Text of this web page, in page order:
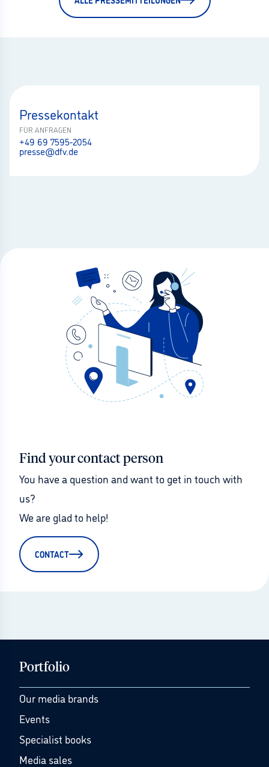
Pressekontakt
FÜR ANFRAGEN
+49 69 7595-2054
presse@dfv.de
Find your contact person
You have a question and want to get in touch with
us?
We are glad to help!
CONTACT
Portfolio
Our media brands
Events
Specialist books
Media sales